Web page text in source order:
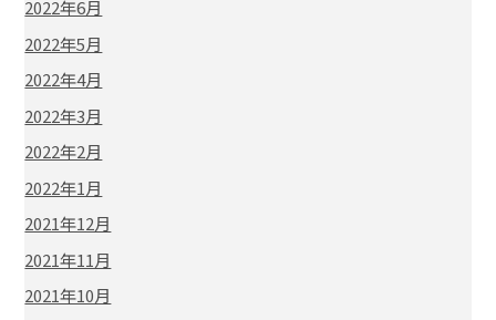
2022年6月
2022年5月
2022年4月
2022年3月
2022年2月
2022年1月
2021年12月
2021年11月
2021年10月